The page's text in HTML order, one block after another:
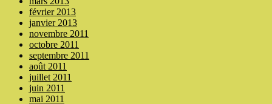
février 2013
janvier 2013
novembre 2011
octobre 2011
septembre 2011
août 2011
juillet 2011
juin 2011
mai 2011